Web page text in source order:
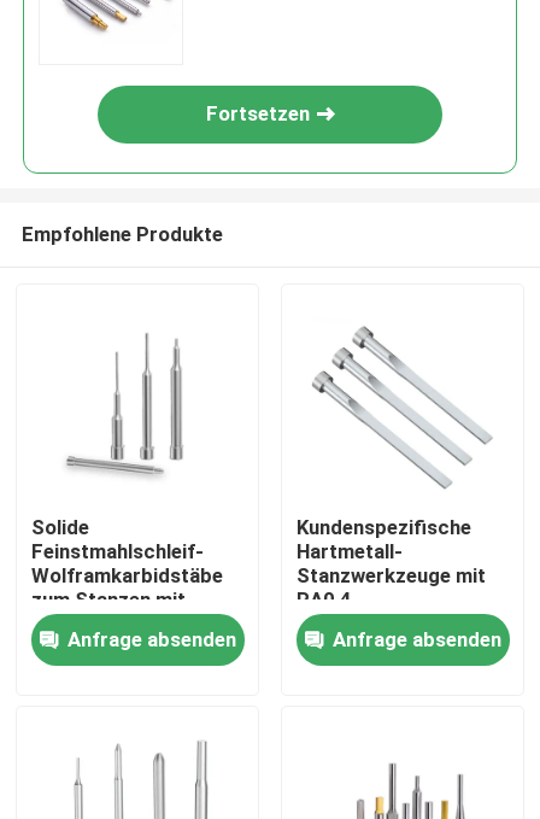
Startseite
Fortsetzen
Empfohlene Produkte
Solide
Feinstmahlschleif-
Wolframkarbidstäbe
zum Stanzen mit
Korrosions- und
Verschleißbeständigkeit
Anfrage absenden
Kundenspezifische
Hartmetall-
Stanzwerkzeuge mit
RA0,4
Oberflächenrauheit
und TiN-
Oberflächenbehandlung
Anfrage absenden